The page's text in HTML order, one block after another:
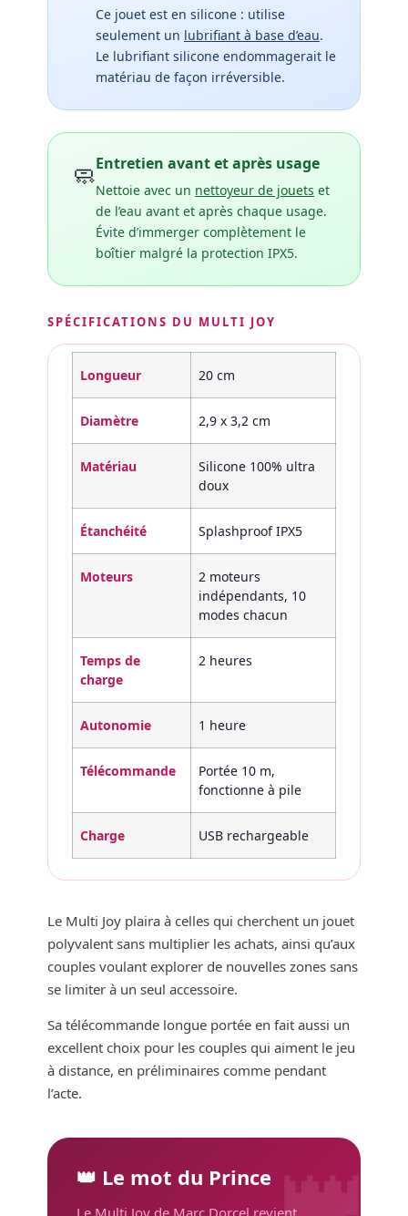
Ce jouet est en silicone : utilise
seulement un lubrifiant à base d’eau.
Le lubrifiant silicone endommagerait le
matériau de façon irréversible.
🧼Entretien avant et après usage
Nettoie avec un nettoyeur de jouets et
de l’eau avant et après chaque usage.
Évite d’immerger complètement le
boîtier malgré la protection IPX5.
SPÉCIFICATIONS DU MULTI JOY
Longueur 20 cm
Diamètre 2,9 x 3,2 cm
Matériau
Silicone 100% ultra
doux
Étanchéité Splashproof IPX5
Moteurs
2 moteurs
indépendants, 10
modes chacun
Temps de
charge
2 heures
Autonomie 1 heure
Télécommande
Portée 10 m,
fonctionne à pile
Charge USB rechargeable
Le Multi Joy plaira à celles qui cherchent un jouet
polyvalent sans multiplier les achats, ainsi qu’aux
couples voulant explorer de nouvelles zones sans
se limiter à un seul accessoire.
Sa télécommande longue portée en fait aussi un
excellent choix pour les couples qui aiment le jeu
à distance, en préliminaires comme pendant
l’acte.
👑 Le mot du Prince